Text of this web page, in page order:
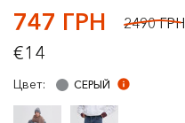
747 ГРН 2490 ГРН
€14
Цвет: СЕРЫЙ